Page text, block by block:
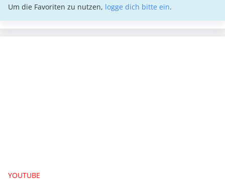
Um die Favoriten zu nutzen, logge dich bitte ein.
YOUTUBE